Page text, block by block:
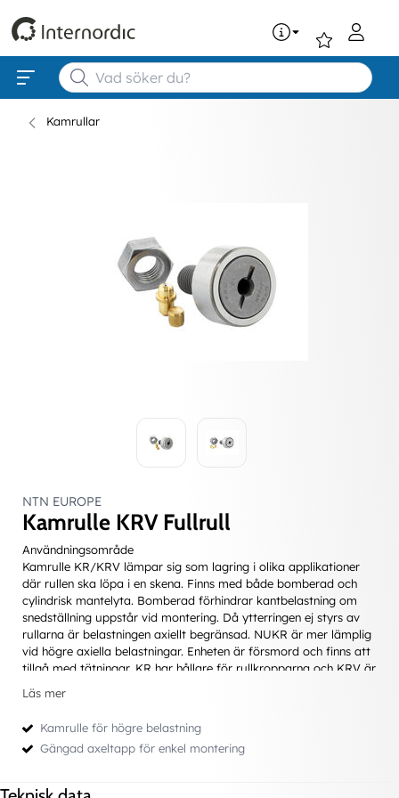
Kamrullar
NTN EUROPE
Kamrulle KRV Fullrull
Användningsområde
Kamrulle KR/KRV lämpar sig som lagring i olika applikationer
där rullen ska löpa i en skena. Finns med både bomberad och
cylindrisk mantelyta. Bomberad förhindrar kantbelastning om
snedställning uppstår vid montering. Då ytterringen ej styrs av
rullarna är belastningen axiellt begränsad. NUKR är mer lämplig
vid högre axiella belastningar. Enheten är försmord och finns att
tillgå med tätningar. KR har hållare för rullkropparna och KRV är
klarar KRV ej lika höga varvtal.
X - cylindrisk mantelyta
Att tänka på
sidobrickor och innerringen monteras utan axiellt spel.
Läs mer
Kamrulle för högre belastning
Gängad axeltapp för enkel montering